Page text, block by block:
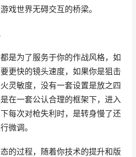
戏世界无碍交互的桥梁。
是为了服务于你的作战风格，如
更快的镜头速度，如果你是狙击
灵敏度，没有一套设置是放之四
在一套公认合理的框架下，进入
每次对枪失利时，是转身慢了还
微调。
的过程，随着你技术的提升和版